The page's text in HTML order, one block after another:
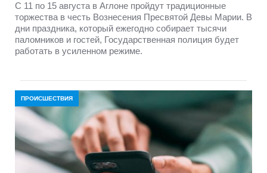
С 11 по 15 августа в Аглоне пройдут традиционные
торжества в честь Вознесения Пресвятой Девы Марии. В
дни праздника, который ежегодно собирает тысячи
паломников и гостей, Государственная полиция будет
работать в усиленном режиме.
ПРОИСШЕСТВИЯ